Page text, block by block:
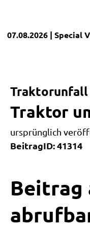
07.08.2026 | Special
Traktorunfall
Traktor
ursprünglich
BeitragID: 41314
Beitrag